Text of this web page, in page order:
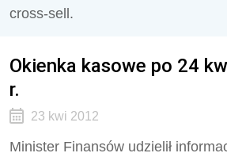
cross-sell.
Okienka kasowe po 24
r.
23 kwi 2012
Minister Finansów udzielił